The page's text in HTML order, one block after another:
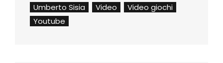
Umberto Sisia
Video
Video giochi
Youtube